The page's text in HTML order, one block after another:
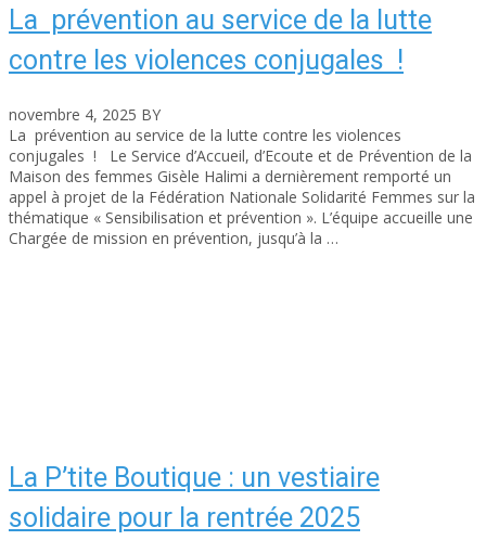
La prévention au service de la lutte
contre les violences conjugales !
novembre 4, 2025 BY
La prévention au service de la lutte contre les violences
conjugales ! Le Service d’Accueil, d’Ecoute et de Prévention de la
Maison des femmes Gisèle Halimi a dernièrement remporté un
appel à projet de la Fédération Nationale Solidarité Femmes sur la
thématique « Sensibilisation et prévention ». L’équipe accueille une
Chargée de mission en prévention, jusqu’à la …
La P’tite Boutique : un vestiaire
solidaire pour la rentrée 2025